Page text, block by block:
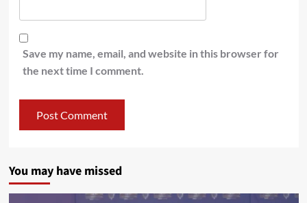
Save my name, email, and website in this browser for
the next time I comment.
You may have missed